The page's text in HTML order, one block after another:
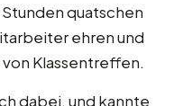
quatschen
ehren und
Klassentreffen.
dabei, und kannte